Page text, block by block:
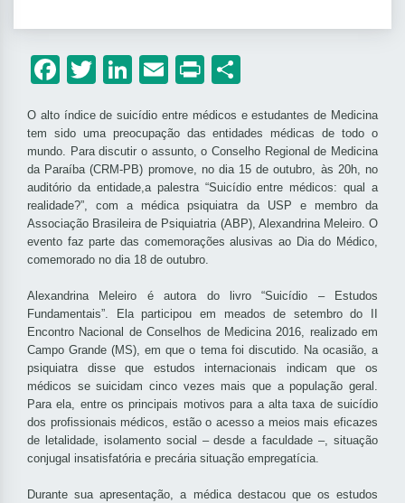
Facebook
Twitter
LinkedIn
Email
Print
O alto índice de suicídio entre médicos e estudantes de Medicina
tem sido uma preocupação das entidades médicas de todo o
mundo. Para discutir o assunto, o Conselho Regional de Medicina
da Paraíba (CRM-PB) promove, no dia 15 de outubro, às 20h, no
auditório da entidade,a palestra “Suicídio entre médicos: qual a
realidade?”, com a médica psiquiatra da USP e membro da
Associação Brasileira de Psiquiatria (ABP), Alexandrina Meleiro. O
evento faz parte das comemorações alusivas ao Dia do Médico,
comemorado no dia 18 de outubro.
Alexandrina Meleiro é autora do livro “Suicídio – Estudos
Fundamentais”. Ela participou em meados de setembro do II
Encontro Nacional de Conselhos de Medicina 2016, realizado em
Campo Grande (MS), em que o tema foi discutido. Na ocasião, a
psiquiatra disse que estudos internacionais indicam que os
médicos se suicidam cinco vezes mais que a população geral.
Para ela, entre os principais motivos para a alta taxa de suicídio
dos profissionais médicos, estão o acesso a meios mais eficazes
de letalidade, isolamento social – desde a faculdade –, situação
conjugal insatisfatória e precária situação empregatícia.
Durante sua apresentação, a médica destacou que os estudos